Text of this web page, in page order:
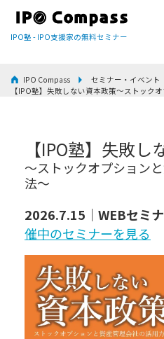
IPO塾 - IPO支援家の無料セミナー
IPO Compass セミナー・イベント
【IPO塾】失敗しない資本政策～ストック
【IPO塾】失敗
～ストックオプション
法～
2026.7.15｜WEBセミ
催中のセミナーを見る